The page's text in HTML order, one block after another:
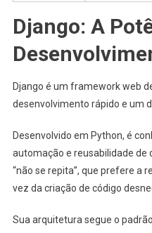
Django: A
Django é um framework web
desenvolvimento rápido e um
Desenvolvido em Python, é
automação e reusabilidade de
“não se repita”, que prefere a
vez da criação de código
Sua arquitetura segue o